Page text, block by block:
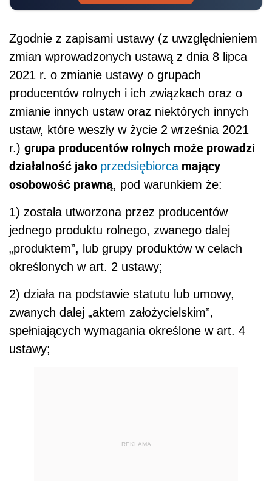
Zgodnie z zapisami ustawy (z uwzględnieniem
zmian wprowadzonych ustawą z dnia 8 lipca
2021 r. o zmianie ustawy o grupach
producentów rolnych i ich związkach oraz o
zmianie innych ustaw oraz niektórych innych
ustaw, które weszły w życie 2 września 2021
r.) grupa producentów rolnych może prowadzi
działalność jako przedsiębiorcamający
osobowość prawną, pod warunkiem że:
1) została utworzona przez producentów
jednego produktu rolnego, zwanego dalej
„produktem”, lub grupy produktów w celach
określonych w art. 2 ustawy;
2) działa na podstawie statutu lub umowy,
zwanych dalej „aktem założycielskim”,
spełniających wymagania określone w art. 4
ustawy;
REKLAMA